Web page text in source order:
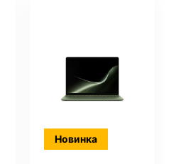
Новинка